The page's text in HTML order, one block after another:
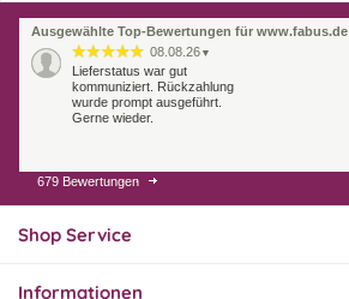
Ausgewählte Top-Bewertungen für www.fabus.de
08.08.26 ▼
Lieferstatus war gut
kommuniziert. Rückzahlung
wurde prompt ausgeführt.
Gerne wieder.
07.08.26
Endlich das richtige
679 Bewertungen
Shop Service
Informationen